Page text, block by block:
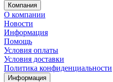
Компания
О компании
Новости
Информация
Помощь
Условия оплаты
Условия доставки
Политика конфиденциальности
Информация